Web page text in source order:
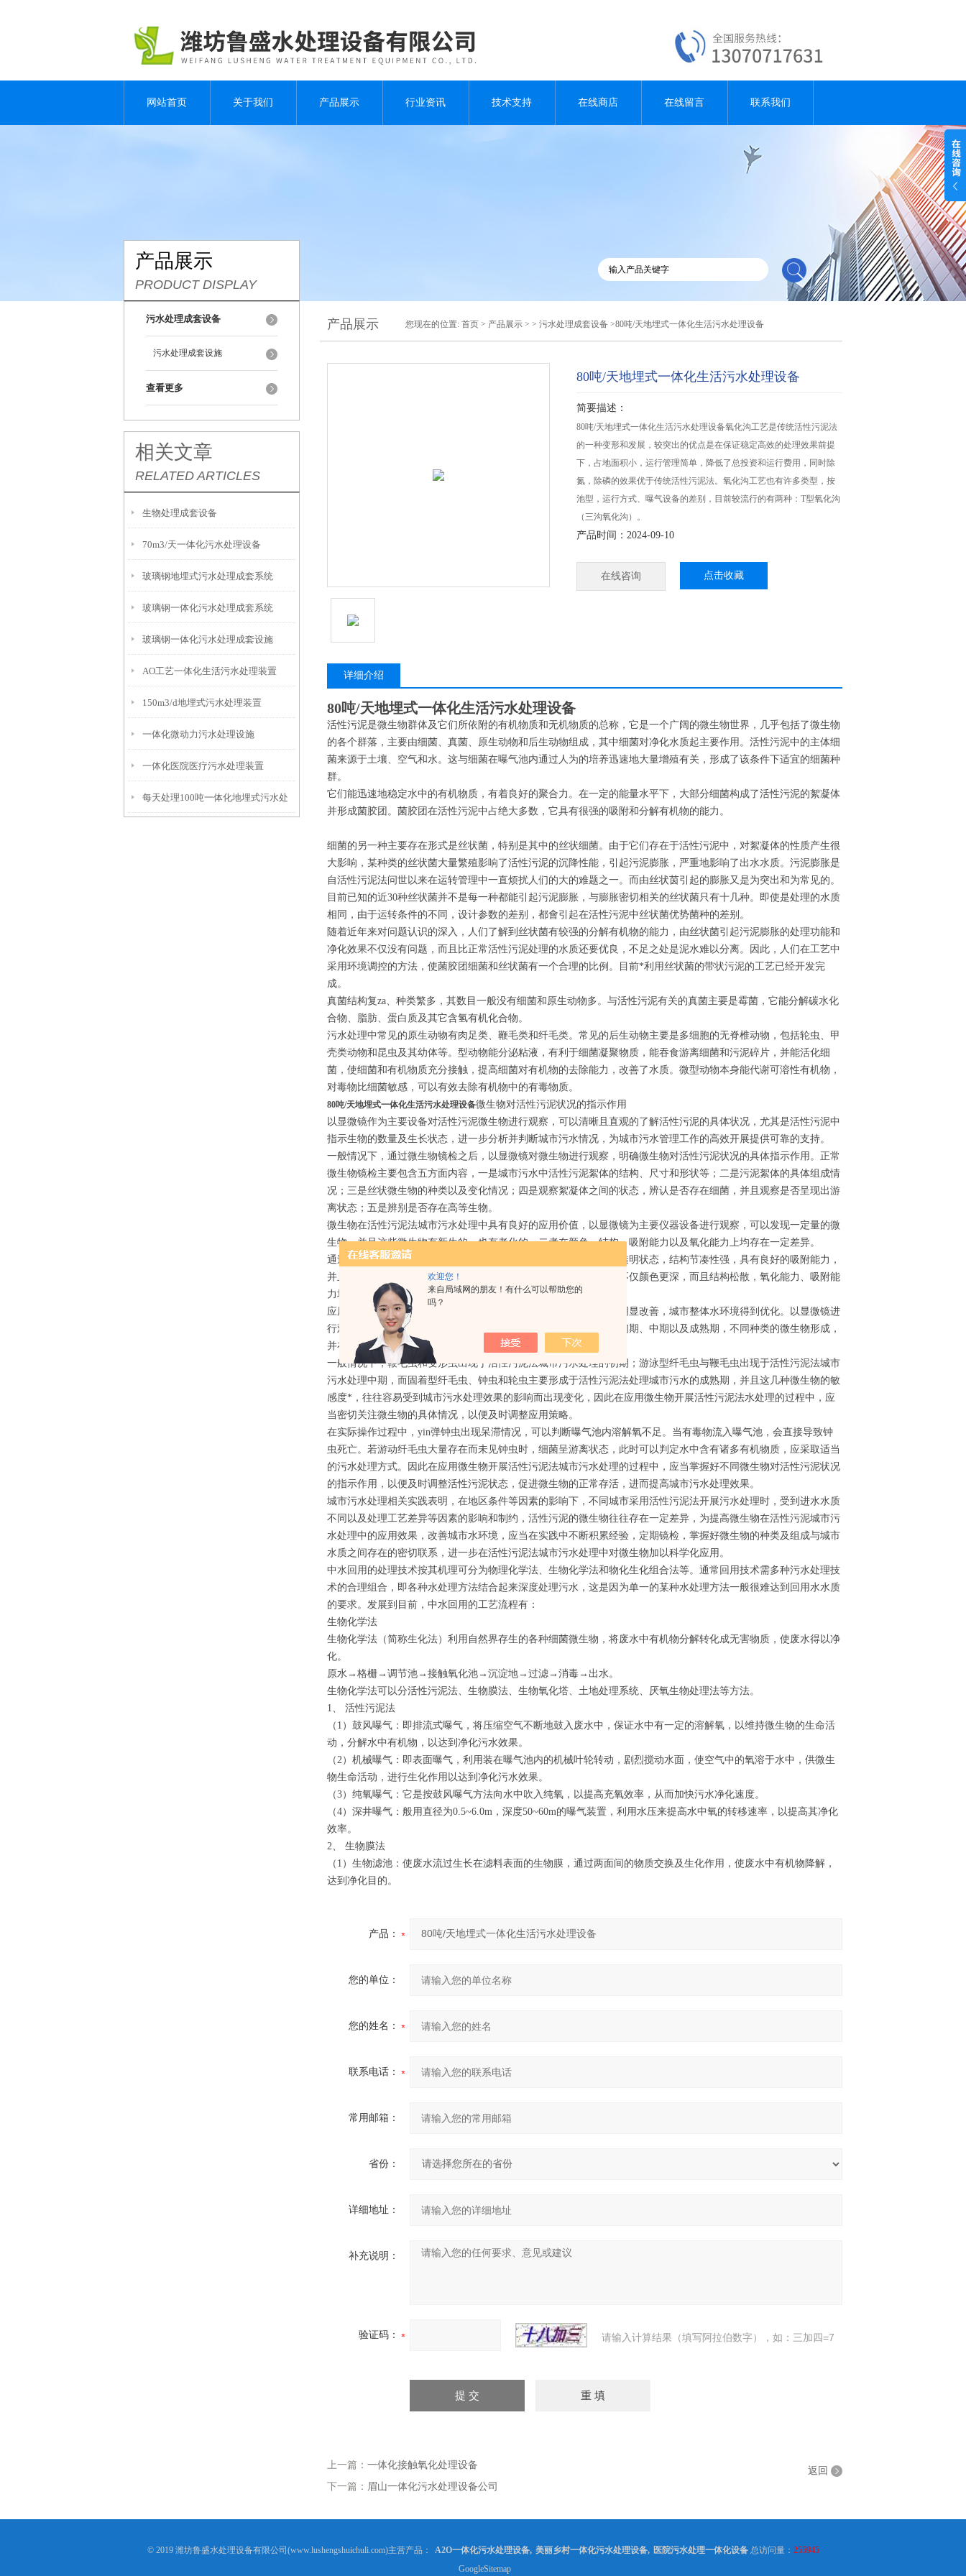
欢迎您！
来自局域网的朋友！有什么可以帮助您的
吗？
网站首页 关于我们 产品展示 行业资讯 技术支持 在线商店 在线留言 联系我们
产品展示
PRODUCT DISPLAY
污水处理成套设备
污水处理成套设施
查看更多
相关文章
RELATED ARTICLES
生物处理成套设备
70m3/天一体化污水处理设备
玻璃钢地埋式污水处理成套系统
玻璃钢一体化污水处理成套系统
玻璃钢一体化污水处理成套设施
AO工艺一体化生活污水处理装置
150m3/d地埋式污水处理装置
一体化微动力污水处理设施
一体化医院医疗污水处理装置
每天处理100吨一体化地埋式污水处
产品展示 您现在的位置: 首页 > 产品展示 > > 污水处理成套设备 >80吨/天地埋式一体化生活污水处理设备
80吨/天地埋式一体化生活污水处理设备
简要描述：
80吨/天地埋式一体化生活污水处理设备氧化沟工艺是传统活性污泥法
的一种变形和发展，较突出的优点是在保证稳定高效的处理效果前提
下，占地面积小，运行管理简单，降低了总投资和运行费用，同时除
氮，除磷的效果优于传统活性污泥法。氧化沟工艺也有许多类型，按
池型，运行方式、曝气设备的差别，目前较流行的有两种：T型氧化沟
（三沟氧化沟）。
产品时间：2024-09-10
在线咨询 点击收藏
详细介绍
80吨/天地埋式一体化生活污水处理设备
活性污泥是微生物群体及它们所依附的有机物质和无机物质的总称，它是一个广阔的微生物世界，几乎包括了微生物
的各个群落，主要由细菌、真菌、原生动物和后生动物组成，其中细菌对净化水质起主要作用。活性污泥中的主体细
菌来源于土壤、空气和水。这与细菌在曝气池内通过人为的培养迅速地大量增殖有关，形成了该条件下适宜的细菌种
群。
它们能迅速地稳定水中的有机物质，有着良好的聚合力。在一定的能量水平下，大部分细菌构成了活性污泥的絮凝体
并形成菌胶团。菌胶团在活性污泥中占绝大多数，它具有很强的吸附和分解有机物的能力。
细菌的另一种主要存在形式是丝状菌，特别是其中的丝状细菌。由于它们存在于活性污泥中，对絮凝体的性质产生很
大影响，某种类的丝状菌大量繁殖影响了活性污泥的沉降性能，引起污泥膨胀，严重地影响了出水水质。污泥膨胀是
自活性污泥法问世以来在运转管理中一直烦扰人们的大的难题之一。而由丝状茵引起的膨胀又是为突出和为常见的。
目前已知的近30种丝状菌并不是每一种都能引起污泥膨胀，与膨胀密切相关的丝状菌只有十几种。即使是处理的水质
相同，由于运转条件的不同，设计参数的差别，都會引起在活性污泥中丝状菌优势菌种的差别。
随着近年来对问题认识的深入，人们了解到丝状菌有较强的分解有机物的能力，由丝状菌引起污泥膨胀的处理功能和
净化效果不仅没有问题，而且比正常活性污泥处理的水质还要优良，不足之处是泥水难以分离。因此，人们在工艺中
采用环境调控的方法，使菌胶团细菌和丝状菌有一个合理的比例。目前*利用丝状菌的带状污泥的工艺已经开发完
成。
真菌结构复za、种类繁多，其数目一般没有细菌和原生动物多。与活性污泥有关的真菌主要是霉菌，它能分解碳水化
合物、脂肪、蛋白质及其它含氢有机化合物。
污水处理中常见的原生动物有肉足类、鞭毛类和纤毛类。常见的后生动物主要是多细胞的无脊椎动物，包括轮虫、甲
壳类动物和昆虫及其幼体等。型动物能分泌粘液，有利于细菌凝聚物质，能吞食游离细菌和污泥碎片，并能活化细
菌，使细菌和有机物质充分接触，提高细菌对有机物的去除能力，改善了水质。微型动物本身能代谢可溶性有机物，
对毒物比细菌敏感，可以有效去除有机物中的有毒物质。
80吨/天地埋式一体化生活污水处理设备微生物对活性污泥状况的指示作用
以显微镜作为主要设备对活性污泥微生物进行观察，可以清晰且直观的了解活性污泥的具体状况，尤其是活性污泥中
指示生物的数量及生长状态，进一步分析并判断城市污水情况，为城市污水管理工作的高效开展提供可靠的支持。
一般情况下，通过微生物镜检之后，以显微镜对微生物进行观察，明确微生物对活性污泥状况的具体指示作用。正常
微生物镜检主要包含五方面内容，一是城市污水中活性污泥絮体的结构、尺寸和形状等；二是污泥絮体的具体组成情
况；三是丝状微生物的种类以及变化情况；四是观察絮凝体之间的状态，辨认是否存在细菌，并且观察是否呈现出游
离状态；五是辨别是否存在高等生物。
微生物在活性污泥法城市污水处理中具有良好的应用价值，以显微镜为主要仪器设备进行观察，可以发现一定量的微
生物，并且这些微生物有新生的，也有老化的，二者在颜色、结构、吸附能力以及氧化能力上均存在一定差异。
通过显微镜日常观察可以发现，新生的菌胶团颜色较浅，大部分呈透明状态，结构节凑性强，具有良好的吸附能力，
并且氧化性较高。而老化的菌胶团则与新生菌胶团存在明显差异，不仅颜色更深，而且结构松散，氧化能力、吸附能
力均有不足。
应用微生物活性污泥法对城市污水进行科学化处理后，水质量得到明显改善，城市整体水环境得到优化。以显微镜进
行观察，可以发现水中出现一定量的高等微生物。活性污泥法培养初期、中期以及成熟期，不同种类的微生物形成，
并在一定程度上反映出城市污水处理效果。
一般情况下，鞭毛虫和变形虫出现于活性污泥法城市污水处理的初期；游泳型纤毛虫与鞭毛虫出现于活性污泥法城市
污水处理中期，而固着型纤毛虫、钟虫和轮虫主要形成于活性污泥法处理城市污水的成熟期，并且这几种微生物的敏
感度*，往往容易受到城市污水处理效果的影响而出现变化，因此在应用微生物开展活性污泥法水处理的过程中，应
当密切关注微生物的具体情况，以便及时调整应用策略。
在实际操作过程中，yin弹钟虫出现呆滞情况，可以判断曝气池内溶解氧不足。当有毒物流入曝气池，会直接导致钟
虫死亡。若游动纤毛虫大量存在而未见钟虫时，细菌呈游离状态，此时可以判定水中含有诸多有机物质，应采取适当
的污水处理方式。因此在应用微生物开展活性污泥法城市污水处理的过程中，应当掌握好不同微生物对活性污泥状况
的指示作用，以便及时调整活性污泥状态，促进微生物的正常存活，进而提高城市污水处理效果。
城市污水处理相关实践表明，在地区条件等因素的影响下，不同城市采用活性污泥法开展污水处理时，受到进水水质
不同以及处理工艺差异等因素的影响和制约，活性污泥的微生物往往存在一定差异，为提高微生物在活性污泥城市污
水处理中的应用效果，改善城市水环境，应当在实践中不断积累经验，定期镜检，掌握好微生物的种类及组成与城市
水质之间存在的密切联系，进一步在活性污泥法城市污水处理中对微生物加以科学化应用。
中水回用的处理技术按其机理可分为物理化学法、生物化学法和物化生化组合法等。通常回用技术需多种污水处理技
术的合理组合，即各种水处理方法结合起来深度处理污水，这是因为单一的某种水处理方法一般很难达到回用水水质
的要求。发展到目前，中水回用的工艺流程有：
生物化学法
生物化学法（简称生化法）利用自然界存生的各种细菌微生物，将废水中有机物分解转化成无害物质，使废水得以净
化。
原水→格栅→调节池→接触氧化池→沉淀地→过滤→消毒→出水。
生物化学法可以分活性污泥法、生物膜法、生物氧化塔、土地处理系统、厌氧生物处理法等方法。
1、 活性污泥法
（1）鼓风曝气：即排流式曝气，将压缩空气不断地鼓入废水中，保证水中有一定的溶解氧，以维持微生物的生命活
动，分解水中有机物，以达到净化污水效果。
（2）机械曝气：即表面曝气，利用装在曝气池内的机械叶轮转动，剧烈搅动水面，使空气中的氧溶于水中，供微生
物生命活动，进行生化作用以达到净化污水效果。
（3）纯氧曝气：它是按鼓风曝气方法向水中吹入纯氧，以提高充氧效率，从而加快污水净化速度。
（4）深井曝气：般用直径为0.5~6.0m，深度50~60m的曝气装置，利用水压来提高水中氧的转移速率，以提高其净化
效率。
2、 生物膜法
（1）生物滤池：使废水流过生长在滤料表面的生物膜，通过两面间的物质交换及生化作用，使废水中有机物降解，
达到净化目的。
产品：
您的单位：
您的姓名：
联系电话：
常用邮箱：
省份：
详细地址：
补充说明：
验证码： 请输入计算结果（填写阿拉伯数字），如：三加四=7
上一篇： 一体化接触氧化处理设备
下一篇： 眉山一体化污水处理设备公司
返回
© 2019 潍坊鲁盛水处理设备有限公司(www.lushengshuichuli.com)主营产品： A2O一体化污水处理设备, 美丽乡村一体化污水处理设备, 医院污水处理一体化设备总访问量： 255945
GoogleSitemap